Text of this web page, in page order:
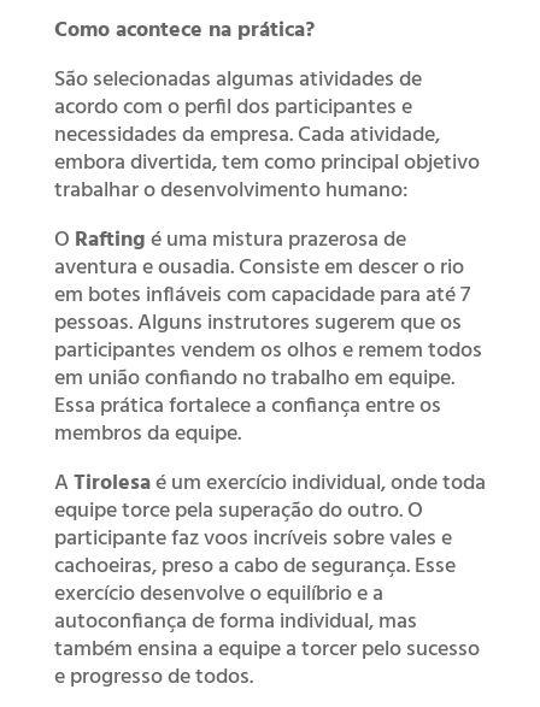
Como acontece na prática?
São selecionadas algumas atividades de
acordo com o perfil dos participantes e
necessidades da empresa. Cada atividade,
embora divertida, tem como principal objetivo
trabalhar o desenvolvimento humano:
O Raftingé uma mistura prazerosa de
aventura e ousadia. Consiste em descer o rio
em botes infláveis com capacidade para até 7
pessoas. Alguns instrutores sugerem que os
participantes vendem os olhos e remem todos
em união confiando no trabalho em equipe.
Essa prática fortalece a confiança entre os
membros da equipe.
ATirolesaé um exercício individual, onde toda
equipe torce pela superação do outro. O
participante faz voos incríveis sobre vales e
cachoeiras, preso a cabo de segurança. Esse
exercício desenvolve o equilíbrio e a
autoconfiança de forma individual, mas
também ensina a equipe a torcer pelo sucesso
e progresso de todos.